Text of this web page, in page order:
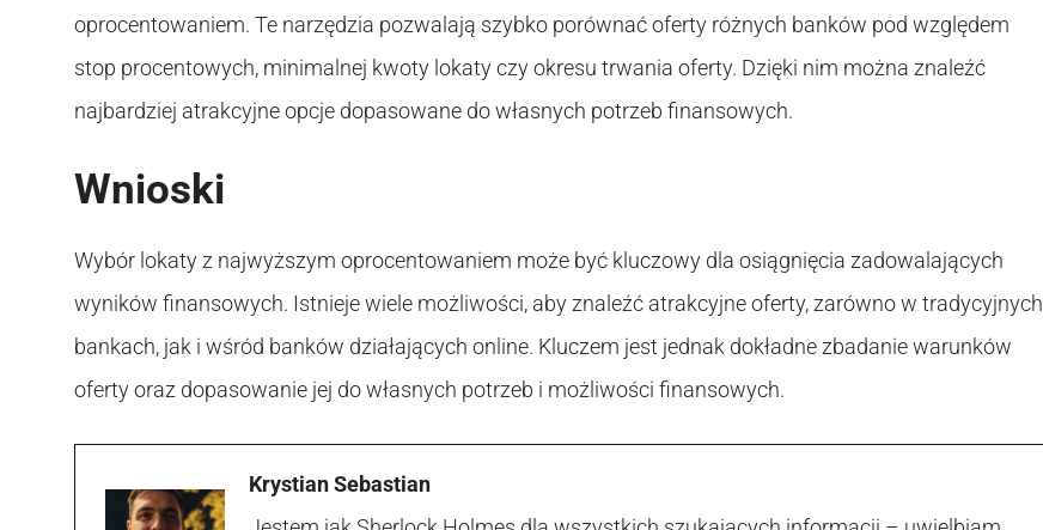
oprocentowaniem. Te narzędzia pozwalają szybko porównać oferty różnych banków pod względem
stop procentowych, minimalnej kwoty lokaty czy okresu trwania oferty. Dzięki nim można znaleźć
najbardziej atrakcyjne opcje dopasowane do własnych potrzeb finansowych.
Wnioski
Wybór lokaty z najwyższym oprocentowaniem może być kluczowy dla osiągnięcia zadowalających
wyników finansowych. Istnieje wiele możliwości, aby znaleźć atrakcyjne oferty, zarówno w tradycyjnych
bankach, jak i wśród banków działających online. Kluczem jest jednak dokładne zbadanie warunków
oferty oraz dopasowanie jej do własnych potrzeb i możliwości finansowych.
Krystian Sebastian